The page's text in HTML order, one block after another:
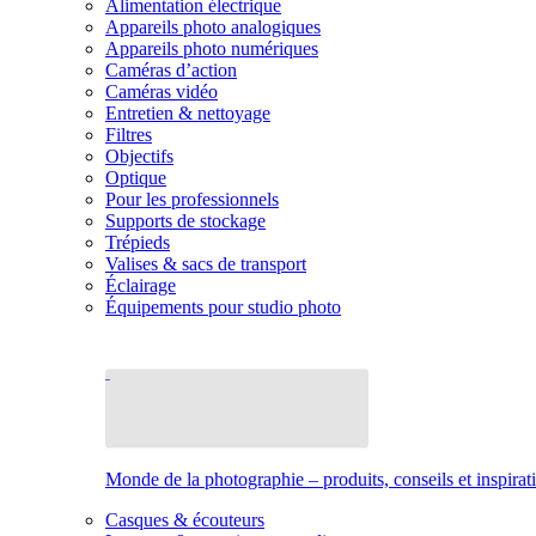
Alimentation électrique
Appareils photo analogiques
Appareils photo numériques
Caméras d’action
Caméras vidéo
Entretien & nettoyage
Filtres
Objectifs
Optique
Pour les professionnels
Supports de stockage
Trépieds
Valises & sacs de transport
Éclairage
Équipements pour studio photo
Monde de la photographie – produits, conseils et
Casques & écouteurs